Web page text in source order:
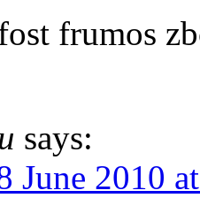
frumos
says:
June 2010